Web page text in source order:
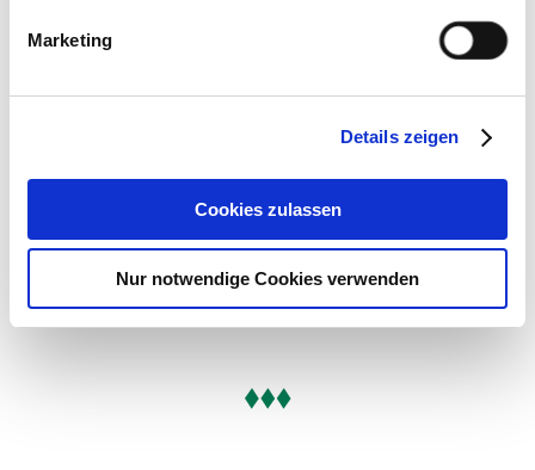
Marketing
Details zeigen
Cookies zulassen
Nur notwendige Cookies verwenden
SV Sportgaststätte
83714 Miesbach
Tel: +49 8025 281810
zur Homepage